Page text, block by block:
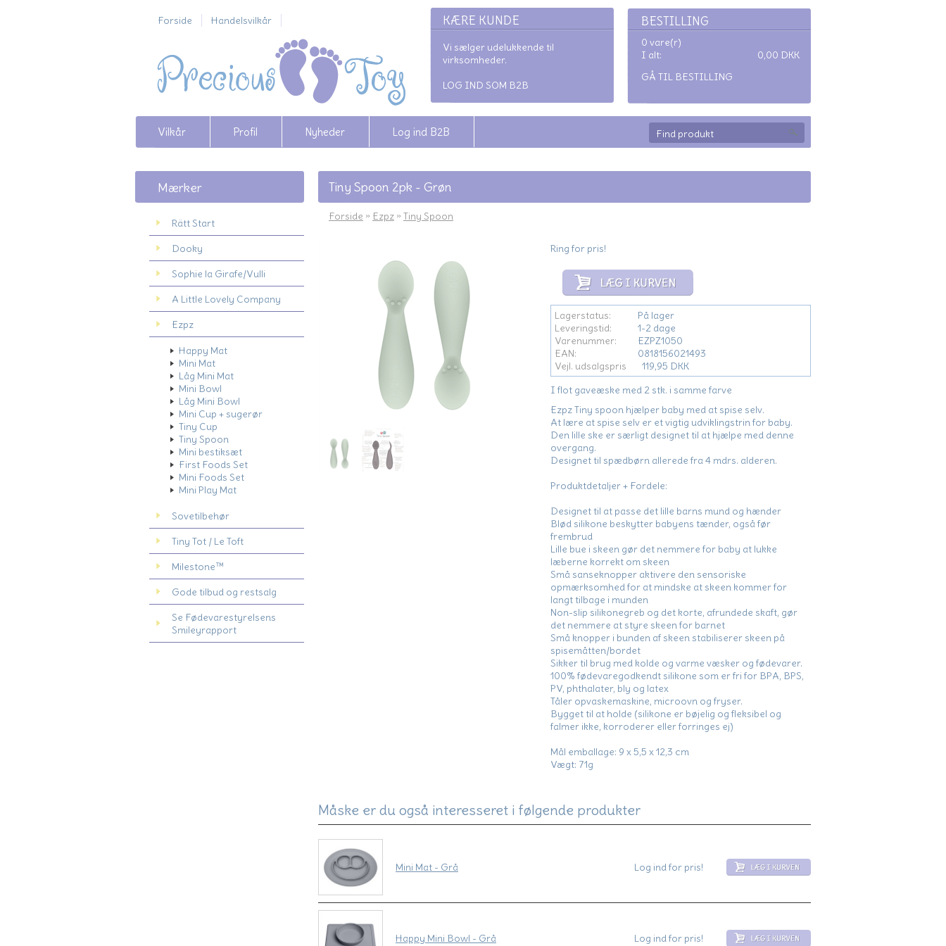
KÆRE KUNDE
Vi sælger udelukkende til
virksomheder.
LOG IND SOM B2B
BESTILLING
0 vare(r)
I alt:
0,00 DKK
GÅ TIL BESTILLING
Forside Handelsvilkår
Vilkår Profil Nyheder Log ind B2B
Mærker
Rätt Start
Dooky
Sophie la Girafe/Vulli
A Little Lovely Company
Ezpz
Happy Mat
Mini Mat
Låg Mini Mat
Mini Bowl
Låg Mini Bowl
Mini Cup + sugerør
Tiny Cup
Tiny Spoon
Mini bestiksæt
First Foods Set
Mini Foods Set
Mini Play Mat
Sovetilbehør
Tiny Tot / Le Toft
Milestone™
Gode tilbud og restsalg
Se Fødevarestyrelsens
Smileyrapport
Tiny Spoon 2pk - Grøn
Forside » Ezpz » Tiny Spoon
Ring for pris!
Lagerstatus:
På lager
Leveringstid:
1-2 dage
Varenummer:
EZPZ1050
EAN:
0818156021493
Vejl. udsalgspris
119,95 DKK
I flot gaveæske med 2 stk. i samme farve
Ezpz Tiny spoon hjælper baby med at spise selv.
At lære at spise selv er et vigtig udviklingstrin for baby.
Den lille ske er særligt designet til at hjælpe med denne
overgang.
Designet til spædbørn allerede fra 4 mdrs. alderen.
Produktdetaljer + Fordele:
Designet til at passe det lille barns mund og hænder
Blød silikone beskytter babyens tænder, også før
frembrud
Lille bue i skeen gør det nemmere for baby at lukke
læberne korrekt om skeen
Små sanseknopper aktivere den sensoriske
opmærksomhed for at mindske at skeen kommer for
langt tilbage i munden
Non-slip silikonegreb og det korte, afrundede skaft, gør
det nemmere at styre skeen for barnet
Små knopper i bunden af skeen stabiliserer skeen på
spisemåtten/bordet
Sikker til brug med kolde og varme væsker og fødevarer.
100% fødevaregodkendt silikone som er fri for BPA, BPS,
PV, phthalater, bly og latex
Tåler opvaskemaskine, microovn og fryser.
Bygget til at holde (silikone er bøjelig og fleksibel og
falmer ikke, korroderer eller forringes ej)
Mål emballage: 9 x 5,5 x 12,3 cm
Vægt: 71g
Måske er du også interesseret i følgende produkter
Mini Mat - Grå Log ind for pris!
Happy Mini Bowl - Grå Log ind for pris!